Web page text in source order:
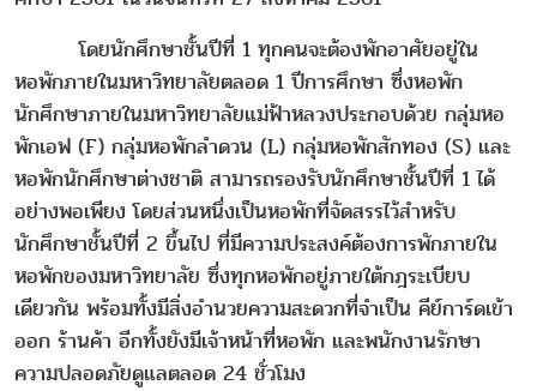
โดยนักศึกษาชั้นปีที่ 1 ทุกคนจะต้องพักอาศัยอยู่ใน
หอพักภายในมหาวิทยาลัยตลอด 1 ปีการศึกษา ซึ่งหอพัก
นักศึกษาภายในมหาวิทยาลัยแม่ฟ้าหลวงประกอบด้วย กลุ่มหอ
พักเอฟ (F) กลุ่มหอพักลำดวน (L) กลุ่มหอพักสักทอง (S) และ
หอพักนักศึกษาต่างชาติ สามารถรองรับนักศึกษาชั้นปีที่ 1 ได้
อย่างพอเพียง โดยส่วนหนึ่งเป็นหอพักที่จัดสรรไว้สำหรับ
นักศึกษาชั้นปีที่ 2 ขึ้นไป ที่มีความประสงค์ต้องการพักภายใน
หอพักของมหาวิทยาลัย ซึ่งทุกหอพักอยู่ภายใต้กฎระเบียบ
เดียวกัน พร้อมทั้งมีสิ่งอำนวยความสะดวกที่จำเป็น คีย์การ์ดเข้า
ออก ร้านค้า อีกทั้งยังมีเจ้าหน้าที่หอพัก และพนักงานรักษา
ความปลอดภัยดูแลตลอด 24 ชั่วโมง